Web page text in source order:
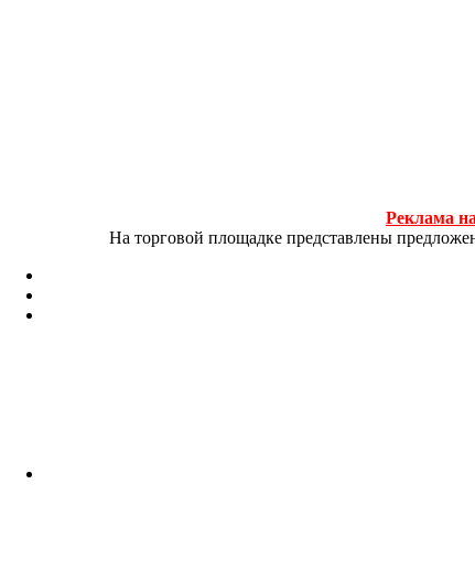
Реклама
На торговой площадке представлены